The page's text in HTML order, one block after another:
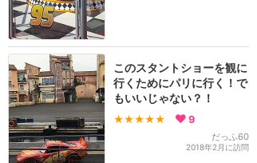
このスタントショーを観に
行くためにパリに行く！で
もいいじゃない？！
★★★★★ 9
だっふ60
2018年2月に訪問